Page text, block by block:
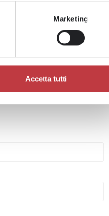
Marketing
Accetta tutti
e